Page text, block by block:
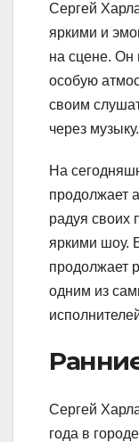
Сергей
яркими и
на сцене. Он
особую
своим
через музыку.
На
продолжает
радуя своих
яркими шоу.
продолжает
одним из
Сергей
года в